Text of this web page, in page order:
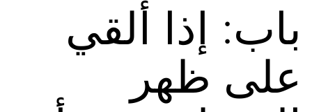
باب: إذا ألقي
على ظهر